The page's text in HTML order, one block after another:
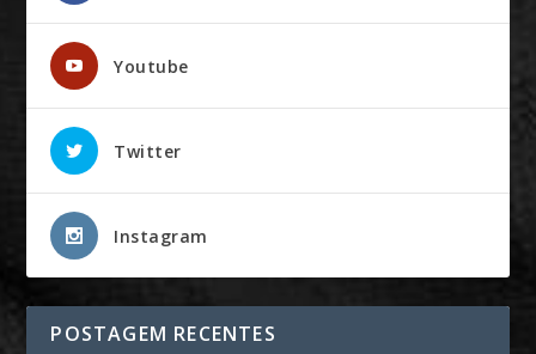
Youtube
Twitter
Instagram
POSTAGEM RECENTES